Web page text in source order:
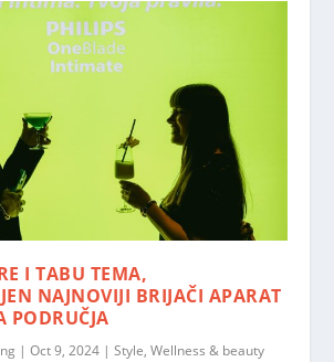
I TABU TEMA,
NAJNOVIJI BRIJAČI APARAT
PODRUČJA
|Oct 9, 2024 |Style,Wellness & beauty